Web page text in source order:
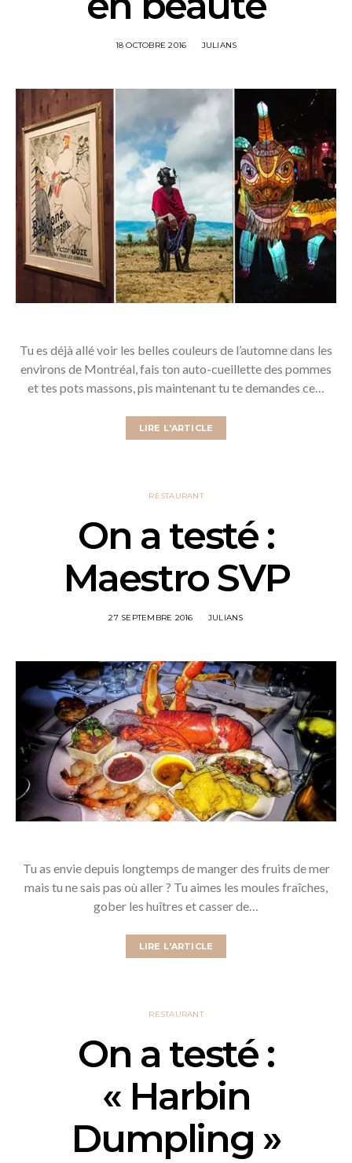
18 OCTOBRE 2016 JULIANS
Tu es déjà allé voir les belles couleurs de l’automne dans les
environs de Montréal, fais ton auto-cueillette des pommes
et tes pots massons, pis maintenant tu te demandes ce…
LIRE L'ARTICLE
RESTAURANT
On a testé :
Maestro SVP
27 SEPTEMBRE 2016 JULIANS
Tu as envie depuis longtemps de manger des fruits de mer
mais tu ne sais pas où aller ? Tu aimes les moules fraîches,
gober les huîtres et casser de…
LIRE L'ARTICLE
RESTAURANT
On a testé :
« Harbin
Dumpling »